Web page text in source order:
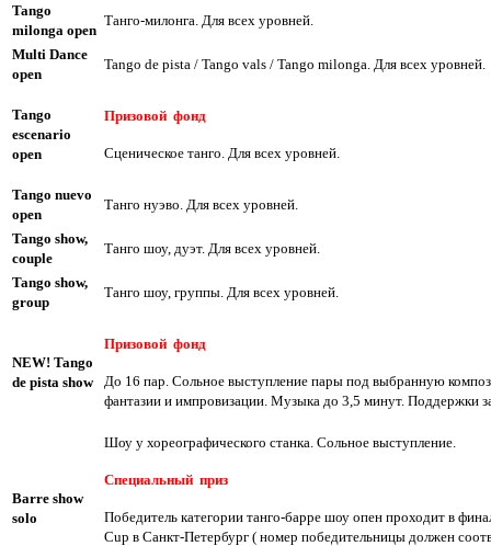
Tango
milonga open
Танго-милонга. Для всех уровней.
Multi Dance
open
Tango de pista / Tango vals / Tango milonga. Для всех уровней.
Tango
escenario
open
Призовой фонд
Сценическое танго. Для всех уровней.
Tango nuevo
open
Танго нуэво. Для всех уровней.
Tango show,
couple
Танго шоу, дуэт. Для всех уровней.
Tango show,
group
Танго шоу, группы. Для всех уровней.
NEW! Tango
de pista show
Призовой фонд
До 16 пар. Сольное выступление пары под выбранную
фантазии и импровизации. Музыка до 3,5 минут. Поддержки
Barre show
solo
Шоу у хореографического станка. Сольное выступление.
Специальный приз
Победитель категории танго-барре шоу опен проходит в
Cup в Санкт-Петербург ( номер победительницы должен